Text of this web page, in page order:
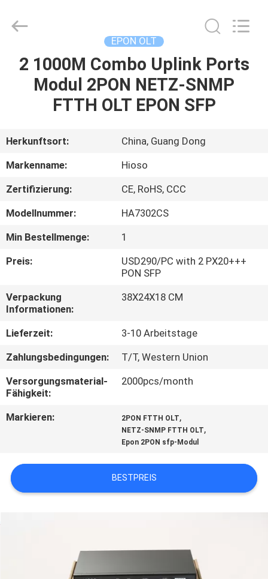
HAUS
PRODUKTE
VIDEOS
UNS
FABRIK-
AUSFLUG
QUALITÄTSKONTROLLE
TRETEN
SIE
MIT
UNS
IN
NACHRICHTEN
EPON OLT
2 1000M Combo Uplink Ports
Modul 2PON NETZ-SNMP
FTTH OLT EPON SFP
Herkunftsort:
China, Guang Dong
Markenname:
Hioso
Zertifizierung:
CE, RoHS, CCC
Modellnummer:
HA7302CS
Min Bestellmenge:
1
Preis:
USD290/PC with 2 PX20+++
PON SFP
Verpackung
Informationen:
38X24X18 CM
Lieferzeit:
3-10 Arbeitstage
Zahlungsbedingungen:
T/T, Western Union
Versorgungsmaterial-
Fähigkeit:
2000pcs/month
Markieren: 2PON FTTH OLT,
NETZ-SNMP FTTH OLT,
Epon 2PON sfp-Modul
BESTPREIS